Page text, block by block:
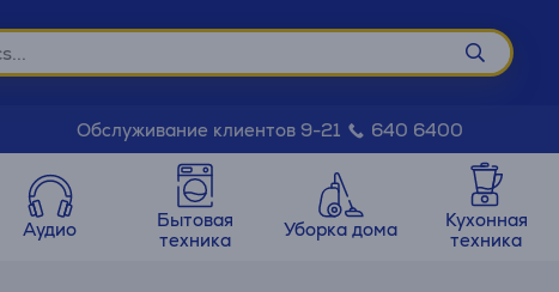
Обслуживание клиентов 9-21 640 6400
Аудио
Бытовая
техника
Уборка дома
Кухонная
техника